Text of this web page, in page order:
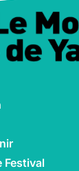
Festival